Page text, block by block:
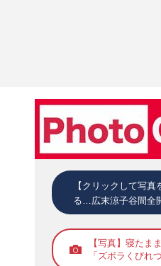
【クリックして写
る…広末涼子谷間全
【写真】寝たま
「ズボラくびれ